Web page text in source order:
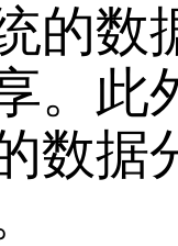
的数
。此
数据